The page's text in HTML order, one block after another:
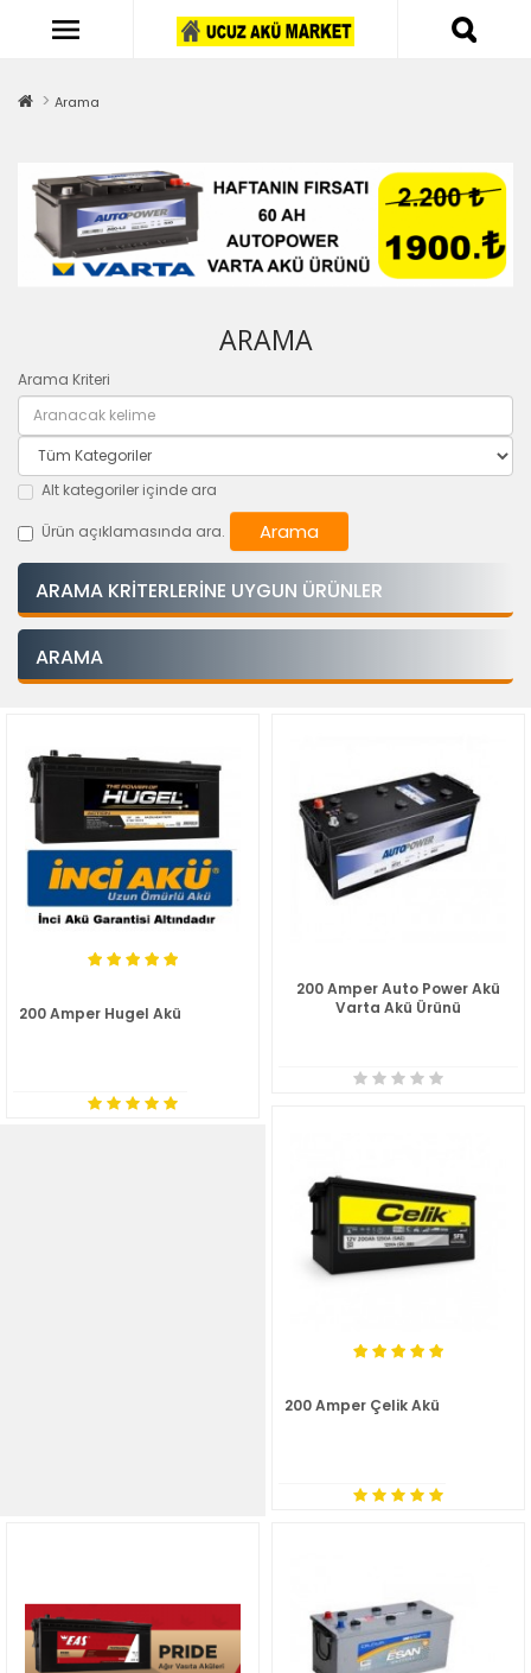
Arama
ARAMA
Arama Kriteri
Alt kategoriler içinde ara
Ürün açıklamasında ara.
ARAMA KRITERLERINE UYGUN ÜRÜNLER
ARAMA
200 Amper Hugel Akü
200 Amper Auto Power Akü
Varta Akü Ürünü
200 Amper Çelik Akü